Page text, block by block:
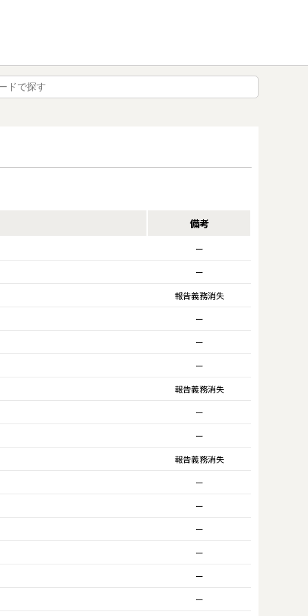
備考
ー
ー
報告義務消失
ー
ー
ー
報告義務消失
ー
ー
報告義務消失
ー
ー
ー
ー
ー
ー